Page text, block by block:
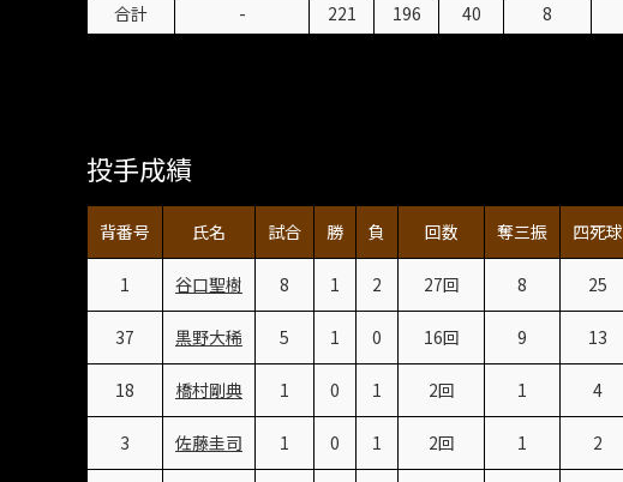
合計
- 221 196 40 8
投手成績
背番号 氏名 試合 勝 負 回数 奪三振 四死球
1 谷口聖樹 8 1 2 27回 8 25
37 黒野大稀 5 1 0 16回 9 13
18 橋村剛典 1 0 1 2回 1 4
3 佐藤圭司 1 0 1 2回 1 2